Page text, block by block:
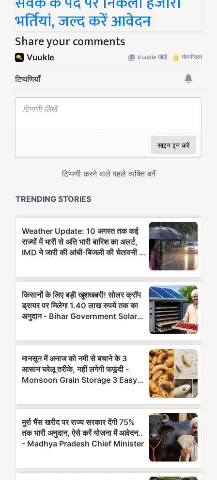
भर्तियां, जल्द करें आवेदन
Share your comments